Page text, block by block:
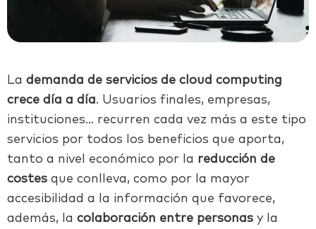
La demanda de servicios de cloud computing
crece día a día. Usuarios finales, empresas,
instituciones… recurren cada vez más a este tipo
servicios por todos los beneficios que aporta,
tanto a nivel económico por la reducción de
costes que conlleva, como por la mayor
accesibilidad a la información que favorece,
además, la colaboración entre personas y la